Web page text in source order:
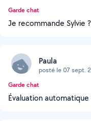
Garde chat
Je recommande Sylvie
Paula
posté le 07 sept.
Garde chat
Évaluation